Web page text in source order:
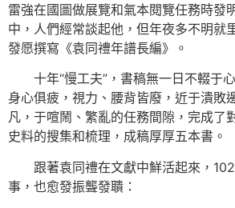
雷強在國圖做展覽和氣本閱覽任務時發
中，人們經常談起他，但年夜多不明就
發愿撰寫《袁同禮年譜長編》。
十年“慢工夫”，書稿無一日不輟于
身心俱疲，視力、腰背皆廢，近于潰敗
凡，于喧鬧、繁亂的任務間隙，完成了
史料的搜集和梳理，成稿厚厚五本書。
跟著袁同禮在文獻中鮮活起來，
事，也愈發振聾發聵：